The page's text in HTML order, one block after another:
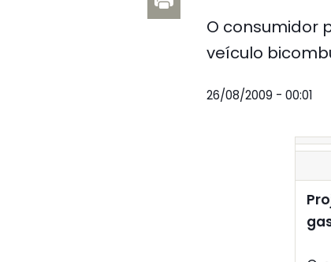
O consumidor
veículo
26/08/2009 - 00:01